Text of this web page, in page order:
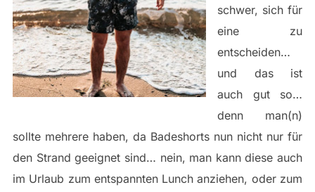
schwer, sich für
eine zu
entscheiden…
und das ist
auch gut so…
denn man(n)
sollte mehrere haben, da Badeshorts nun nicht nur für
den Strand geeignet sind… nein, man kann diese auch
im Urlaub zum entspannten Lunch anziehen, oder zum